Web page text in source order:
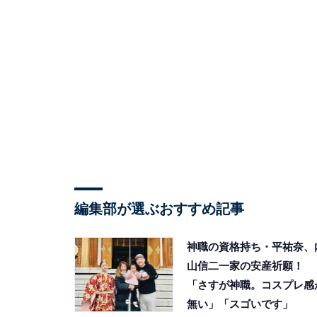
編集部が選ぶおすすめ記事
神職の資格持ち・平祐奈、
山信二一家の安産祈願！
「さすが神職。コスプレ感
無い」「スゴいです」